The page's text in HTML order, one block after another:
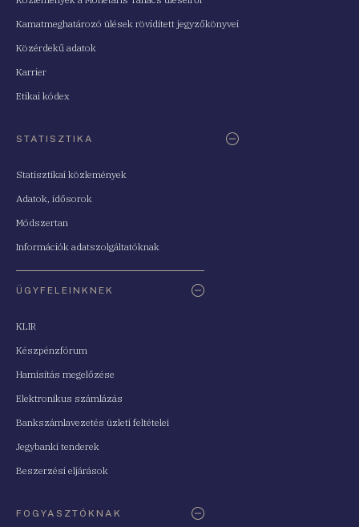
Kamatmeghatározó ülések rövidített jegyzőkönyvei
Közérdekű adatok
Karrier
Etikai kódex
STATISZTIKA
Statisztikai közlemények
Adatok, idősorok
Módszertan
Információk adatszolgáltatóknak
ÜGYFELEINKNEK
KLIR
Készpénzfórum
Hamisítás megelőzése
Elektronikus számlázás
Bankszámlavezetés üzleti feltételei
Jegybanki tenderek
Beszerzési eljárások
FOGYASZTÓKNAK